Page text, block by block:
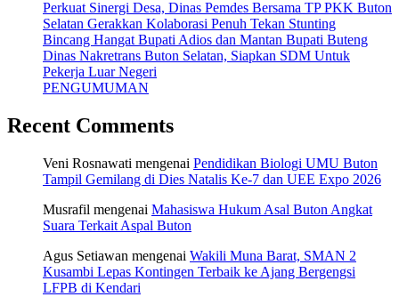
Perkuat Sinergi Desa, Dinas Pemdes Bersama TP PKK Buton
Selatan Gerakkan Kolaborasi Penuh Tekan Stunting
Bincang Hangat Bupati Adios dan Mantan Bupati Buteng
Dinas Nakretrans Buton Selatan, Siapkan SDM Untuk
Pekerja Luar Negeri
PENGUMUMAN
Recent Comments
Veni Rosnawati mengenai Pendidikan Biologi UMU Buton
Tampil Gemilang di Dies Natalis Ke-7 dan UEE Expo 2026
Musrafil mengenai Mahasiswa Hukum Asal Buton Angkat
Suara Terkait Aspal Buton
Agus Setiawan mengenai Wakili Muna Barat, SMAN 2
Kusambi Lepas Kontingen Terbaik ke Ajang Bergengsi
LFPB di Kendari